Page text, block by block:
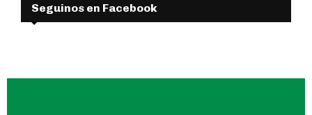
Seguinos en Facebook